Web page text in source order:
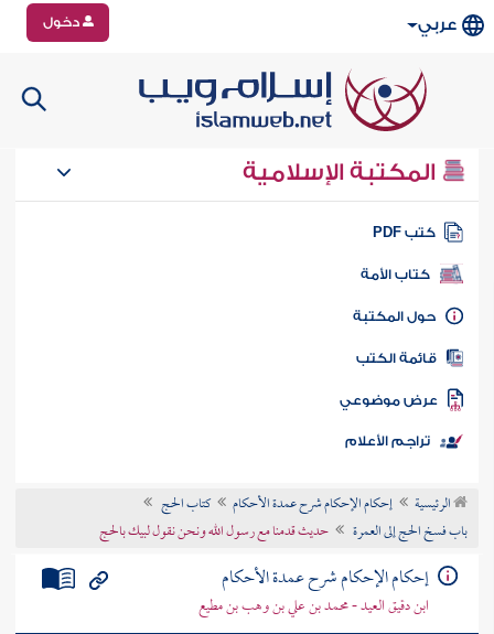
عربي دخول
المكتبة الإسلامية
كتب PDF
كتاب الأمة
المكتبة
الكتب
موضوعي
تراجم الأعلام
الرئيسية إحكام الإحكام شرح عمدة الأحكام
كتاب الحج
باب فسخ الحج إلى العمرة
حديث قدمنا مع رسول الله ونحن نقول لبيك بالحج
إحكام الإحكام شرح عمدة الأحكام
ابن دقيق العيد - محمد بن علي بن وهب بن مطيع